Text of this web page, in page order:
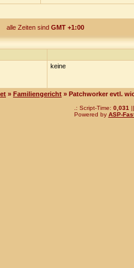
alle Zeiten sind GMT +1:00
keine
» Familiengericht » Patchworker evtl.
.: Script-Time: 0,031
Powered by ASP-